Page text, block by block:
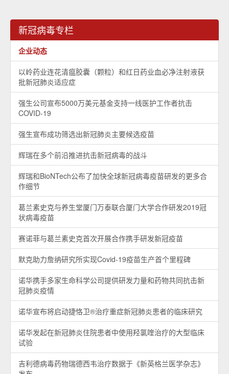
新冠病毒专栏
企业动态
以岭药业连花清瘟胶囊（颗粒）和红日药业血必净注射液获
批新冠肺炎适应症
强生公司宣布5000万美元基金支持一线医护工作者抗击
COVID-19
强生宣布成功筛选出新冠肺炎主要候选疫苗
辉瑞在多个前沿推进抗击新冠病毒的战斗
辉瑞和BioNTech公布了加快全球新冠病毒疫苗研发的更多合
作细节
葛兰素史克与养生堂厦门万泰联合厦门大学合作研发2019冠
状病毒疫苗
赛诺菲与葛兰素史克首次开展合作携手研发新冠疫苗
默克助力詹纳研究所实现Covid-19疫苗生产首个里程碑
诺华携手多家生命科学公司提供研发力量和药物共同抗击新
冠肺炎疫情
诺华宣布将启动捷恪卫®治疗重症新冠肺炎患者的临床研究
诺华发起在新冠肺炎住院患者中使用羟氯喹治疗的大型临床
试验
吉利德病毒药物瑞德西韦治疗数据于《新英格兰医学杂志》